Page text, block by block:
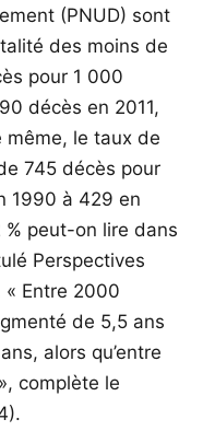
(PNUD) sont
des moins de
pour 1 000
décès en 2011,
même, le taux de
745 décès pour
1990 à 429 en
peut-on lire dans
Perspectives
« Entre 2000
de 5,5 ans
alors qu’entre
complète le